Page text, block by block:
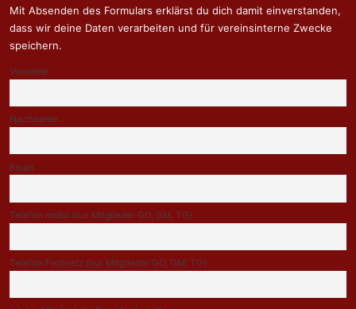
Mit Absenden des Formulars erklärst du dich damit einverstanden,
dass wir deine Daten verarbeiten und für vereinsinterne Zwecke
speichern.
Vorname
Nachname
Email
Telefon mobil (nur Mitglieder GO, GM, TG)
Telefon Festnetz (nur Mitglieder GO, GM, TG)